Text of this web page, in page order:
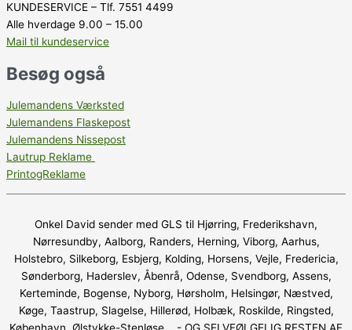
KUNDESERVICE – Tlf. 7551 4499
Alle hverdage 9.00 – 15.00
Mail til kundeservice
Besøg også
Julemandens Værksted
Julemandens Flaskepost
Julemandens Nissepost
Lautrup Reklame
PrintogReklame
Onkel David sender med GLS til Hjørring, Frederikshavn,
Nørresundby, Aalborg, Randers, Herning, Viborg, Aarhus,
Holstebro, Silkeborg, Esbjerg, Kolding, Horsens, Vejle, Fredericia,
Sønderborg, Haderslev, Åbenrå, Odense, Svendborg, Assens,
Kerteminde, Bogense, Nyborg, Hørsholm, Helsingør, Næstved,
Køge, Taastrup, Slagelse, Hillerød, Holbæk, Roskilde, Ringsted,